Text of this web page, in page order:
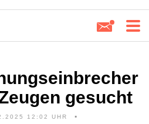
gesucht
12:02 UHR